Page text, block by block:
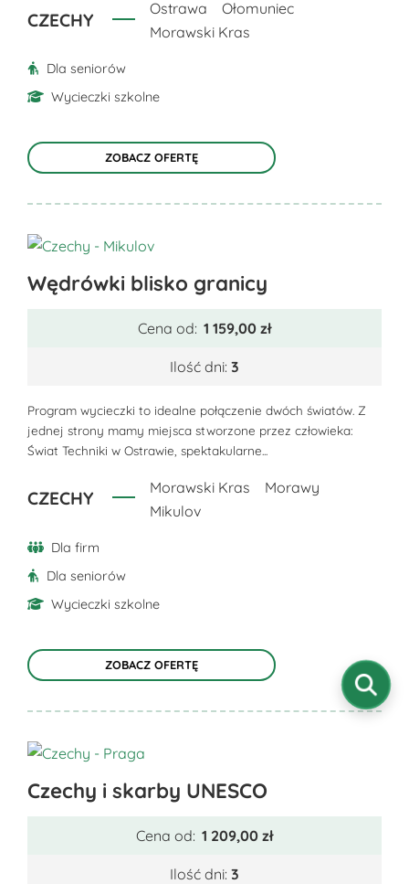
CZECHY
Ostrawa
Ołomuniec
Morawski Kras
Dla seniorów
Wycieczki szkolne
ZOBACZ OFERTĘ
produkt
można
wybrać
na
produktu
Wędrówki blisko granicy
Cena od: 1 159,00 zł
Ilość dni: 3
Program wycieczki to idealne połączenie dwóch światów. Z
jednej strony mamy miejsca stworzone przez człowieka:
Świat Techniki w Ostrawie, spektakularne...
CZECHY
Morawski Kras
Morawy
Mikulov
Dla firm
Dla seniorów
Wycieczki szkolne
ZOBACZ OFERTĘ
produkt
Czechy i skarby UNESCO
Cena od: 1 209,00 zł
Ilość dni: 3